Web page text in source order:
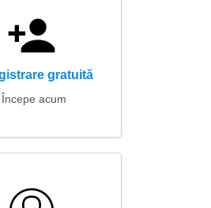
gratuită
Începe acum